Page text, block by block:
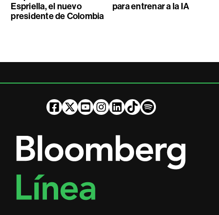
Espriella, el nuevo
presidente de Colombia
para entrenar a la IA